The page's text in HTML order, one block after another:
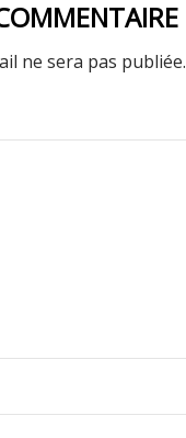
ne sera pas publiée.